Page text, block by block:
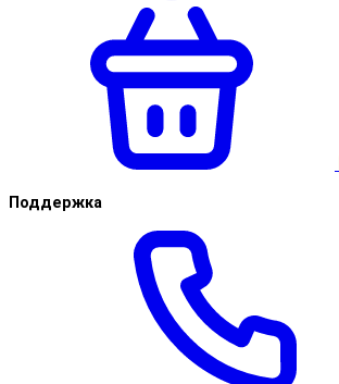
Поддержка